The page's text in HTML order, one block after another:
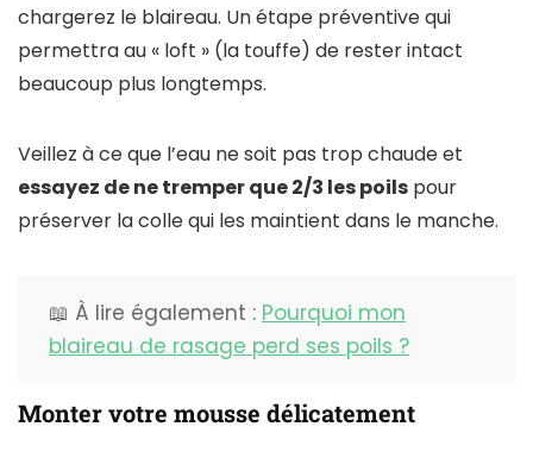
chargerez le blaireau. Un étape préventive qui
permettra au « loft » (la touffe) de rester intact
beaucoup plus longtemps.
Veillez à ce que l’eau ne soit pas trop chaude et
essayez de ne tremper que 2/3 les poils pour
préserver la colle qui les maintient dans le manche.
📖 À lire également : Pourquoi mon
blaireau de rasage perd ses poils ?
Monter votre mousse délicatement